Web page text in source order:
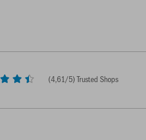
(4,61/5) Trusted Shops